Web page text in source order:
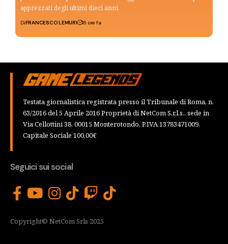
apprezzati degli ultimi dieci anni.
DiFRANCESCO LEMURI 16 ore fa
Testata giornalistica registrata presso il Tribunale di Roma, n.
63/2016 del 5 Aprile 2016 Proprietà di NetCom S.r.l.s., sede in
Via Cellottini 38, 00015 Monterotondo, P.IVA 13783471009,
Capitale Sociale 100,00€
Seguici sui social
Copyright© NetCom Srls 2025